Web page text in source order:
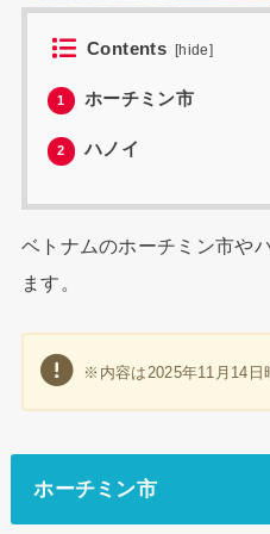
Contents [hide]
1 ホーチミン市
2 ハノイ
ベトナムのホーチミン市や
ます。
※内容は2025年11月14日
ホーチミン市